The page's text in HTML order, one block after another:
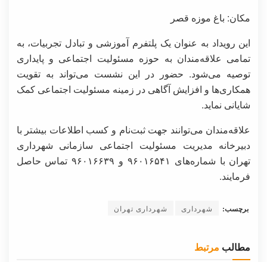
مکان: باغ موزه قصر
این رویداد به عنوان یک پلتفرم آموزشی و تبادل تجربیات، به
تمامی علاقه‌مندان به حوزه مسئولیت اجتماعی و پایداری
توصیه می‌شود. حضور در این نشست می‌تواند به تقویت
همکاری‌ها و افزایش آگاهی در زمینه مسئولیت اجتماعی کمک
شایانی نماید.
علاقه‌مندان می‌توانند جهت ثبت‌نام و کسب اطلاعات بیشتر با
دبیرخانه مدیریت مسئولیت اجتماعی سازمانی شهرداری
تهران با شماره‌های ۹۶۰۱۶۵۴۱ و ۹۶۰۱۶۶۳۹ تماس حاصل
فرمایند.
برچسب: شهرداری شهرداری تهران
مطالب مرتبط